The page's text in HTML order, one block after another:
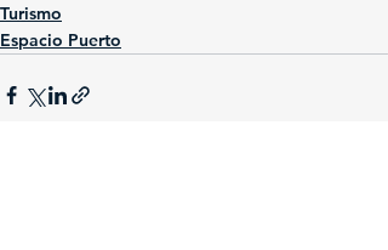
Turismo
Espacio Puerto